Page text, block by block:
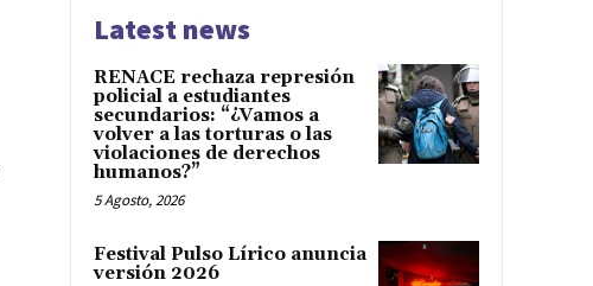
Latest news
RENACE rechaza represión
policial a estudiantes
secundarios: “¿Vamos a
volver a las torturas o las
violaciones de derechos
humanos?”
5 Agosto, 2026
Festival Pulso Lírico anuncia
versión 2026